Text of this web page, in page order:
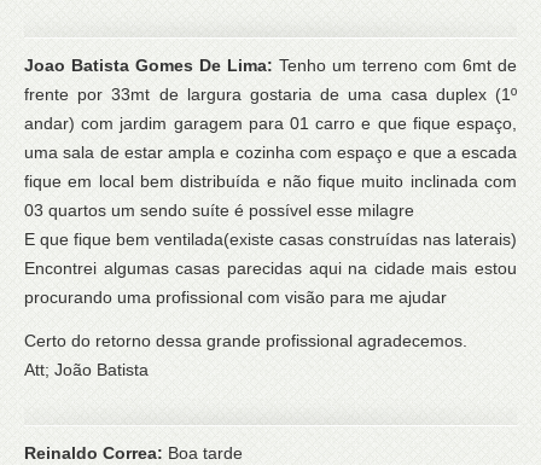
Joao Batista Gomes De Lima: Tenho um terreno com 6mt de
frente por 33mt de largura gostaria de uma casa duplex (1º
andar) com jardim garagem para 01 carro e que fique espaço,
uma sala de estar ampla e cozinha com espaço e que a escada
fique em local bem distribuída e não fique muito inclinada com
03 quartos um sendo suíte é possível esse milagre
E que fique bem ventilada(existe casas construídas nas laterais)
Encontrei algumas casas parecidas aqui na cidade mais estou
procurando uma profissional com visão para me ajudar
Certo do retorno dessa grande profissional agradecemos.
Att; João Batista
Reinaldo Correa: Boa tarde